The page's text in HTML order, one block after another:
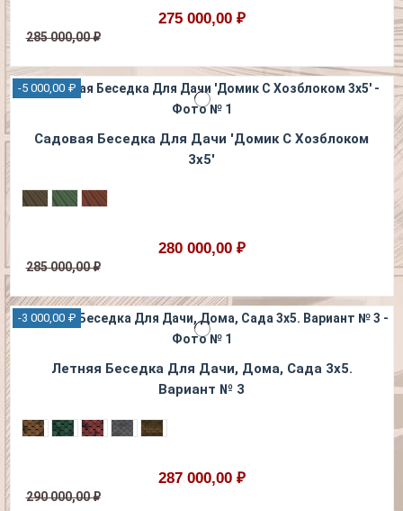
275 000,00 ₽
285 000,00 ₽
-5 000,00 ₽
Садовая Беседка Для Дачи 'Домик С Хозблоком
3х5'
280 000,00 ₽
285 000,00 ₽
-3 000,00 ₽
Летняя Беседка Для Дачи, Дома, Сада 3х5.
Вариант № 3
287 000,00 ₽
290 000,00 ₽